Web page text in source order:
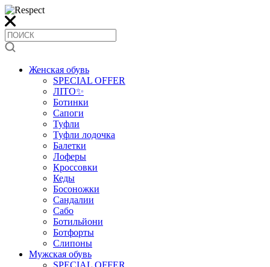
Женская обувь
SPECIAL OFFER
ЛІТО✨
Ботинки
Сапоги
Туфли
Туфли лодочка
Балетки
Лоферы
Кроссовки
Кеды
Босоножки
Сандалии
Сабо
Ботильйони
Ботфорты
Слипоны
Мужская обувь
SPECIAL OFFER